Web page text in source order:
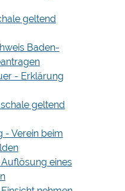
geltend
Baden-
- Erklärung
geltend
- Verein beim
eines